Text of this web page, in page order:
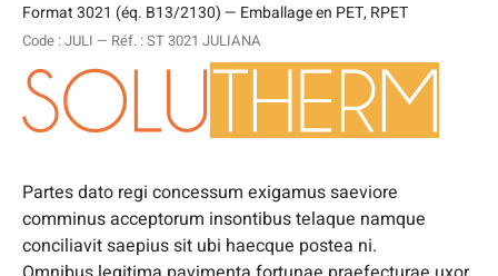
Format 3021 (éq. B13/2130) — Emballage en PET, RPET
Code : JULI — Réf. : ST 3021 JULIANA
Partes dato regi concessum exigamus saeviore
comminus acceptorum insontibus telaque namque
conciliavit saepius sit ubi haecque postea ni.